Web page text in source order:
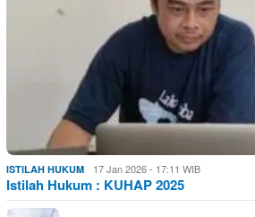
ISTILAH HUKUM 17 Jan 2026 - 17:11 WIB
Istilah Hukum : KUHAP 2025